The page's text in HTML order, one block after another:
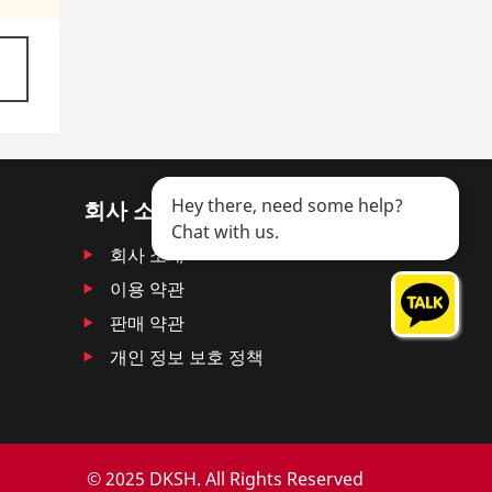
회사 소개
회사 소개
이용 약관
판매 약관
개인 정보 보호 정책
© 2025 DKSH. All Rights Reserved
Hey there, need some help?
Chat with us.